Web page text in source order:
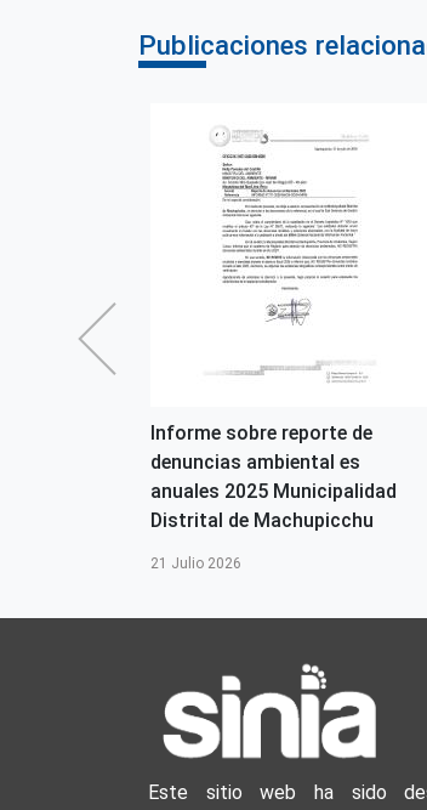
Publicaciones
Informe sobre reporte de
denuncias ambiental es
anuales 2025 Municipalidad
Distrital de Machupicchu
21 Julio 2026
Este sitio web ha sido